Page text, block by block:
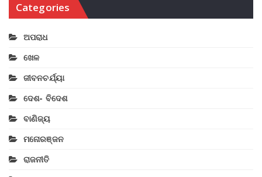
Categories
ଅପରାଧ
ଖେଳ
ଜୀବନଚର୍ଯ୍ୟା
ଦେଶ- ବିଦେଶ
ବାଣିଜ୍ୟ
ମନୋରଞ୍ଜନ
ରାଜନୀତି